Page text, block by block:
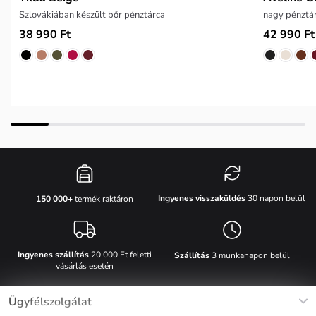
Szlovákiában készült bőr pénztárca
38 990 Ft
nagy
42 990 Ft
150 000+termék raktáron Ingyenes visszaküldés30 napon belül
Ingyenes szállítás20 000 Ft feletti
vásárlás esetén
Szállítás3 munkanapon belül
Ügyfélszolgálat